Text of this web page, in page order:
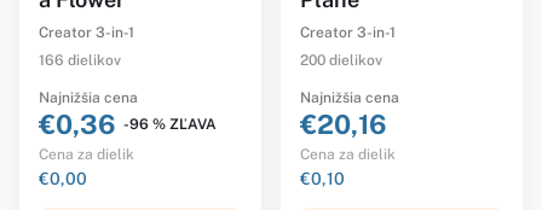
Creator 3-in-1
166 dielikov
Najnižšia cena
€0,36 -96 % ZĽAVA
Cena za dielik
€0,00
Creator 3-in-1
200 dielikov
Najnižšia cena
€20,16
Cena za dielik
€0,10